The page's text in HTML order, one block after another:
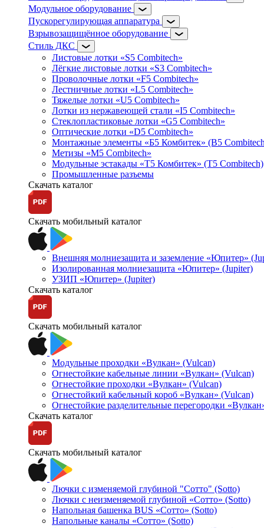
Модульное оборудование
Пускорегулирующая аппаратура
Взрывозащищённое оборудование
Стиль ДКС
Листовые лотки «S5 Combitech»
Лёгкие листовые лотки «S3 Combitech»
Проволочные лотки «F5 Combitech»
Лестничные лотки «L5 Combitech»
Тяжелые лотки «U5 Combitech»
Лотки из нержавеющей стали «I5 Combitech»
Стеклопластиковые лотки «G5 Combitech»
Оптические лотки «D5 Combitech»
Монтажные элементы «Б5 Комбитек» (B5
Метизы «M5 Combitech»
Модульные эстакады «Т5 Комбитек» (T5 Combitech)
Промышленные разъемы
Скачать каталог
Скачать мобильный каталог
Внешняя молниезащита и заземление «Юпитер»
Изолированная молниезащита «Юпитер» (Jupiter)
УЗИП «Юпитер» (Jupiter)
Скачать каталог
Скачать мобильный каталог
Модульные проходки «Вулкан» (Vulcan)
Огнестойкие кабельные линии «Вулкан» (Vulcan)
Огнестойкие проходки «Вулкан» (Vulcan)
Огнестойкий кабельный короб «Вулкан» (Vulcan)
Огнестойкие разделительные перегородки
Скачать каталог
Скачать мобильный каталог
Лючки с изменяемой глубиной "Сотто" (Sotto)
Лючки с неизменяемой глубиной «Сотто» (Sotto)
Напольная башенка BUS «Сотто» (Sotto)
Напольные каналы «Сотто» (Sotto)